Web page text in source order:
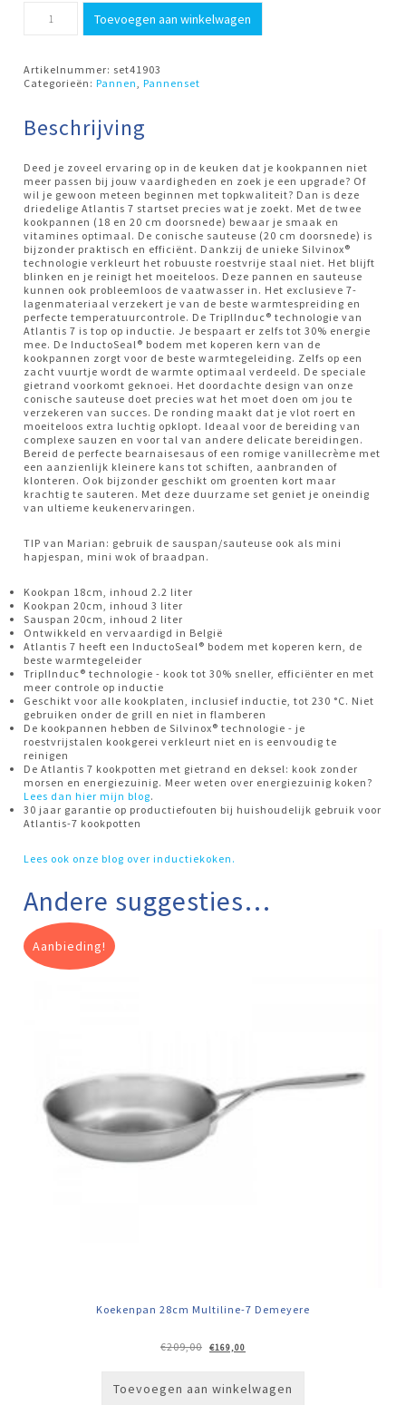
Demeyere
aantal
Toevoegen aan winkelwagen
Artikelnummer: set41903
Categorieën:Pannen ,Pannenset
Beschrijving
Deed je zoveel ervaring op in de keuken dat je kookpannen niet
meer passen bij jouw vaardigheden en zoek je een upgrade? Of
wil je gewoon meteen beginnen met topkwaliteit? Dan is deze
driedelige Atlantis 7 startset precies wat je zoekt. Met de twee
kookpannen (18 en 20 cm doorsnede) bewaar je smaak en
vitamines optimaal. De conische sauteuse (20 cm doorsnede) is
bijzonder praktisch en efficiënt. Dankzij de unieke Silvinox®
technologie verkleurt het robuuste roestvrije staal niet. Het blijft
blinken en je reinigt het moeiteloos. Deze pannen en sauteuse
kunnen ook probleemloos de vaatwasser in. Het exclusieve 7-
lagenmateriaal verzekert je van de beste warmtespreiding en
perfecte temperatuurcontrole. De TriplInduc® technologie van
Atlantis 7 is top op inductie. Je bespaart er zelfs tot 30% energie
mee. De InductoSeal® bodem met koperen kern van de
kookpannen zorgt voor de beste warmtegeleiding. Zelfs op een
zacht vuurtje wordt de warmte optimaal verdeeld. De speciale
gietrand voorkomt geknoei. Het doordachte design van onze
conische sauteuse doet precies wat het moet doen om jou te
verzekeren van succes. De ronding maakt dat je vlot roert en
moeiteloos extra luchtig opklopt. Ideaal voor de bereiding van
complexe sauzen en voor tal van andere delicate bereidingen.
Bereid de perfecte bearnaisesaus of een romige vanillecrème met
een aanzienlijk kleinere kans tot schiften, aanbranden of
klonteren. Ook bijzonder geschikt om groenten kort maar
krachtig te sauteren. Met deze duurzame set geniet je oneindig
van ultieme keukenervaringen.
TIP van Marian: gebruik de sauspan/sauteuse ook als mini
hapjespan, mini wok of braadpan.
Kookpan 18cm, inhoud 2.2 liter
Kookpan 20cm, inhoud 3 liter
Sauspan 20cm, inhoud 2 liter
Ontwikkeld en vervaardigd in België
Atlantis 7 heeft een InductoSeal® bodem met koperen kern, de
beste warmtegeleider
TriplInduc® technologie - kook tot 30% sneller, efficiënter en met
meer controle op inductie
Geschikt voor alle kookplaten, inclusief inductie, tot 230 °C. Niet
gebruiken onder de grill en niet in flamberen
De kookpannen hebben de Silvinox® technologie - je
roestvrijstalen kookgerei verkleurt niet en is eenvoudig te
reinigen
De Atlantis 7 kookpotten met gietrand en deksel: kook zonder
morsen en energiezuinig. Meer weten over energiezuinig koken?
Lees dan hier mijn blog.
30 jaar garantie op productiefouten bij huishoudelijk gebruik voor
Atlantis-7 kookpotten
Lees ook onze blog over inductiekoken.
Andere suggesties…
Aanbieding!
Koekenpan 28cm Multiline-7 Demeyere
€209,00
Oorspronkelijke
prijs
€169,00
prijs
Toevoegen aan winkelwagen